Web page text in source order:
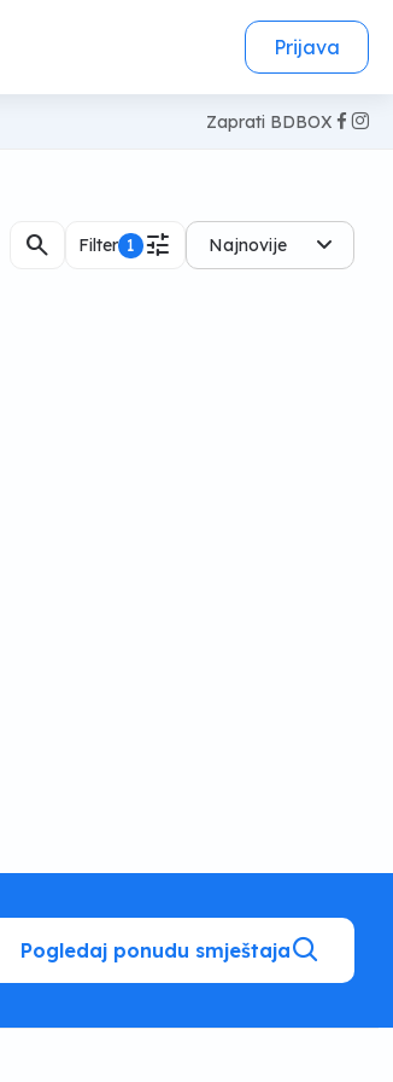
Prijava
Zaprati BDBOX
search Filter 1 tune Najnovije
Pogledaj ponudu smještaja